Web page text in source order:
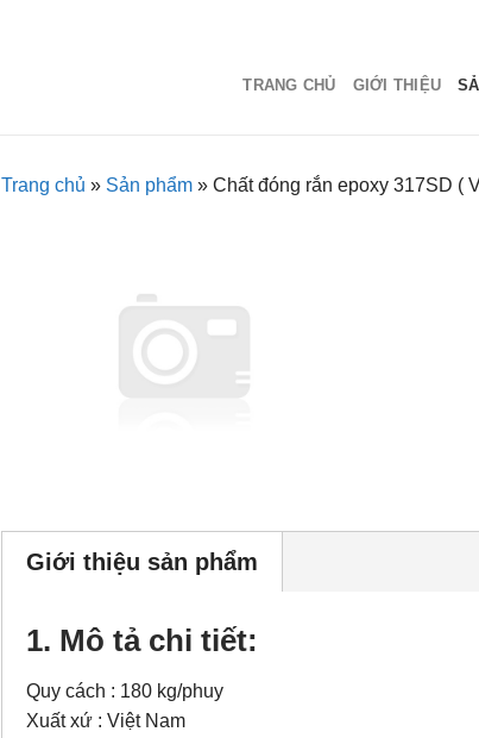
TRANG CHỦ GIỚI THIỆU
Trang chủ » Sản phẩm » Chất đóng rắn epoxy 317SD (
Giới thiệu sản phẩm
1. Mô tả chi tiết:
Quy cách : 180 kg/phuy
Xuất xứ : Việt Nam